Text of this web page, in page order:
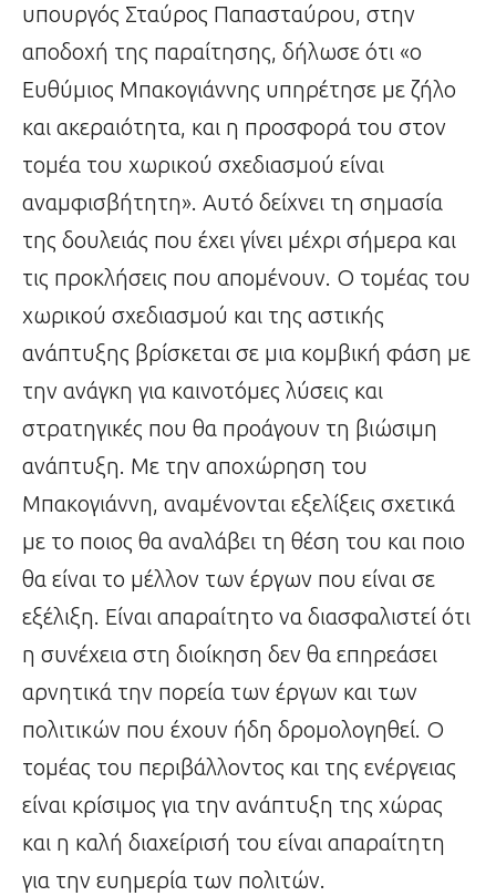
υπουργός Σταύρος Παπασταύρου, στην
αποδοχή της παραίτησης, δήλωσε ότι «ο
Ευθύμιος Μπακογιάννης υπηρέτησε με ζήλο
και ακεραιότητα, και η προσφορά του στον
τομέα του χωρικού σχεδιασμού είναι
αναμφισβήτητη». Αυτό δείχνει τη σημασία
της δουλειάς που έχει γίνει μέχρι σήμερα και
τις προκλήσεις που απομένουν. Ο τομέας του
χωρικού σχεδιασμού και της αστικής
ανάπτυξης βρίσκεται σε μια κομβική φάση με
την ανάγκη για καινοτόμες λύσεις και
στρατηγικές που θα προάγουν τη βιώσιμη
ανάπτυξη. Με την αποχώρηση του
Μπακογιάννη, αναμένονται εξελίξεις σχετικά
με το ποιος θα αναλάβει τη θέση του και ποιο
θα είναι το μέλλον των έργων που είναι σε
εξέλιξη. Είναι απαραίτητο να διασφαλιστεί ότι
η συνέχεια στη διοίκηση δεν θα επηρεάσει
αρνητικά την πορεία των έργων και των
πολιτικών που έχουν ήδη δρομολογηθεί. Ο
τομέας του περιβάλλοντος και της ενέργειας
είναι κρίσιμος για την ανάπτυξη της χώρας
και η καλή διαχείρισή του είναι απαραίτητη
για την ευημερία των πολιτών.